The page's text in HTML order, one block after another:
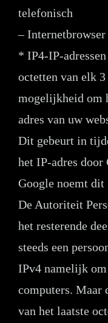
telefonisch
– Internetbrowser
* IP4-IP-
octetten van elk
mogelijkheid om
adres van uw
Dit gebeurt in
het IP-adres door
Google noemt dit
De Autoriteit
het resterende
steeds een
IPv4 namelijk om
computers. Maar
van het laatste